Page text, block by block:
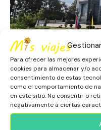
Para ofrecer las mejores
cookies para almacenar y/o
consentimiento de estas
como el comportamiento de
en este sitio. No consentir o
negativamente a ciertas
Phra Maha
Cetiya»
en Tailandia
Cetiya»
Cómo
Encontrar
Paz
en
Tailandia